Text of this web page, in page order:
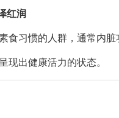
；黑莓则有助于调节血压
珍贵的抗衰老物质鞣花
。